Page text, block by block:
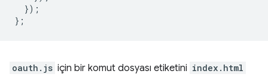
});
};
oauth.js için bir komut dosyası etiketini index.html